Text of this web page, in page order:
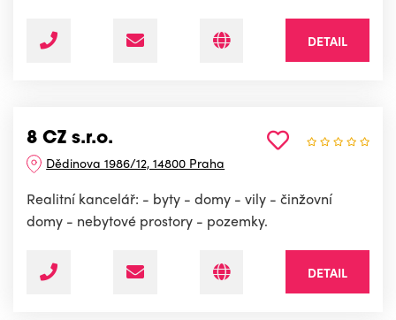
DETAIL
8 CZ s.r.o.
Dědinova 1986/12, 14800 Praha
Realitní kancelář: - byty - domy - vily - činžovní
domy - nebytové prostory - pozemky.
DETAIL